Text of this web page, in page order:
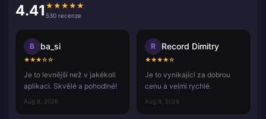
4.41 ★ ★ ★ ★ ★
530 recenze
B ba_si
★★★☆☆
Je to levnější než v jakékoli
aplikaci. Skvělé a pohodlné!
Aug 8, 2026
R Record Dimitry
★★★★☆
Je to vynikající za dobrou
cenu a velmi rychlé.
Aug 8, 2026